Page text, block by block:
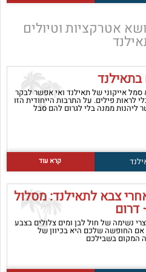
אטרקציות וטיולים
בתאילנד
סמל אייקוני של תאילנד ואי אפשר לבקר
לראות פילים. על התרבות הייחודית הזו
ליהנות ממנה בלי לגרום להם סבל
קרא עוד
צבא לתאילנד: מסלול
דרום
נשימה של חול לבן ומים צלולים בצבע
אם החופשה שלכם היא בכיוון של
המקום בשבילכם